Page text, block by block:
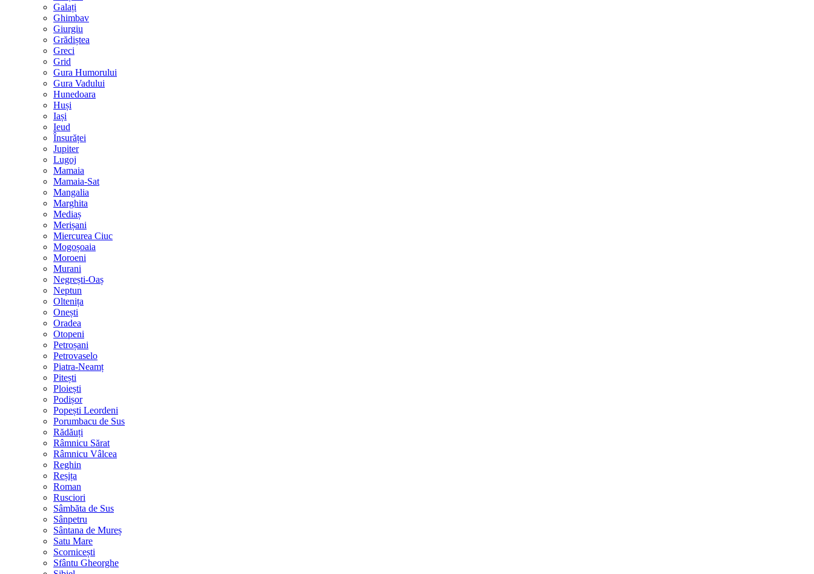
Galați
Ghimbav
Giurgiu
Grădiștea
Greci
Grid
Gura Humorului
Gura Vadului
Hunedoara
Huși
Iași
Ieud
Însurăței
Jupiter
Lugoj
Mamaia
Mamaia-Sat
Mangalia
Marghita
Mediaș
Merișani
Miercurea Ciuc
Mogoșoaia
Moroeni
Murani
Negrești-Oaș
Neptun
Oltenița
Onești
Oradea
Otopeni
Petroșani
Petrovaselo
Piatra-Neamț
Pitești
Ploiești
Podișor
Popești Leordeni
Porumbacu de Sus
Rădăuți
Râmnicu Sărat
Râmnicu Vâlcea
Reghin
Reșița
Roman
Rusciori
Sâmbăta de Sus
Sânpetru
Sântana de Mureș
Satu Mare
Scornicești
Sfântu Gheorghe